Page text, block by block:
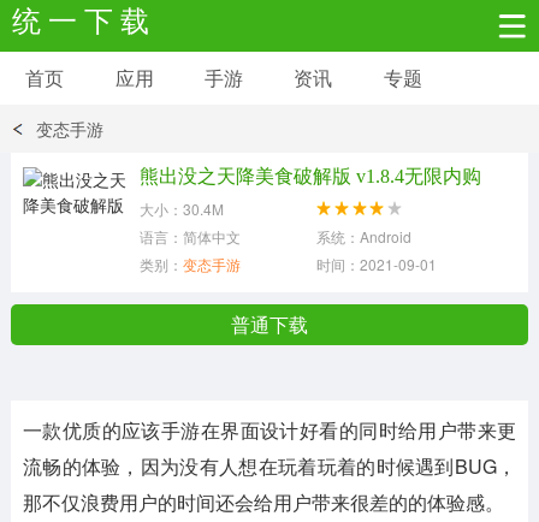
统 一 下 载
安卓应用 安卓游戏
系统工具 其它应用
首页 应用 手游 资讯 专题
变态手游
熊出没之天降美食破解版 v1.8.4无限内购
大小：30.4M
语言：简体中文
系统：Android
类别： 变态手游 时间：2021-09-01
普通下载
一款优质的应该手游在界面设计好看的同时给用户带来更
流畅的体验，因为没有人想在玩着玩着的时候遇到BUG，
那不仅浪费用户的时间还会给用户带来很差的的体验感。